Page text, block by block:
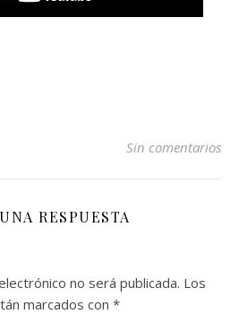
Sin comentarios
RESPUESTA
no será publicada. Los
marcados con *